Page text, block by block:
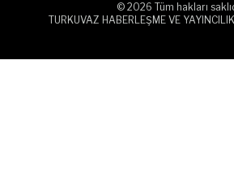
© 2026 Tüm hakları
TURKUVAZ HABERLEŞME VE